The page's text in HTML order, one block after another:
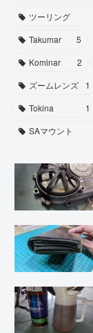
ツーリング
Takumar
5
Kominar
2
ズームレンズ
1
Tokina
1
SAマウント